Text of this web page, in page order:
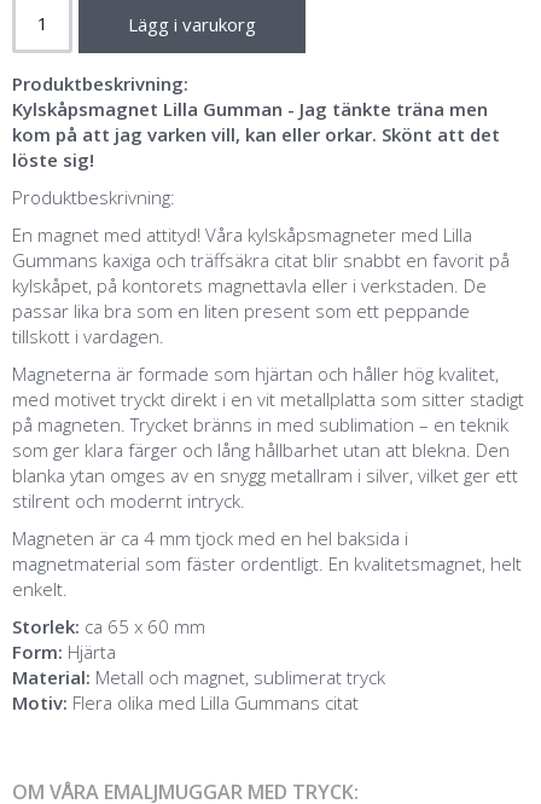
Lägg i varukorg
Produktbeskrivning:
Kylskåpsmagnet Lilla Gumman - Jag tänkte träna men
kom på att jag varken vill, kan eller orkar. Skönt att det
löste sig!
Produktbeskrivning:
En magnet med attityd! Våra kylskåpsmagneter med Lilla
Gummans kaxiga och träffsäkra citat blir snabbt en favorit på
kylskåpet, på kontorets magnettavla eller i verkstaden. De
passar lika bra som en liten present som ett peppande
tillskott i vardagen.
Magneterna är formade som hjärtan och håller hög kvalitet,
med motivet tryckt direkt i en vit metallplatta som sitter stadigt
på magneten. Trycket bränns in med sublimation – en teknik
som ger klara färger och lång hållbarhet utan att blekna. Den
blanka ytan omges av en snygg metallram i silver, vilket ger ett
stilrent och modernt intryck.
Magneten är ca 4 mm tjock med en hel baksida i
magnetmaterial som fäster ordentligt. En kvalitetsmagnet, helt
enkelt.
Storlek: ca 65 x 60 mm
Form: Hjärta
Material: Metall och magnet, sublimerat tryck
Motiv: Flera olika med Lilla Gummans citat
OM VÅRA EMALJMUGGAR MED TRYCK: